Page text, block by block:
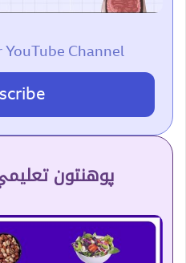
Channel
پوهنتون